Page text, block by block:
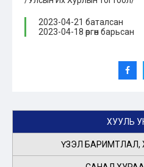
2023-04-21 баталсан
2023-04-18 өргөн барьсан
ХУУЛЬ
ҮЗЭЛ БАРИМТЛАЛ,